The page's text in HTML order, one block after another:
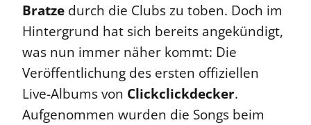
Bratze durch die Clubs zu toben. Doch im
Hintergrund hat sich bereits angekündigt,
was nun immer näher kommt: Die
Veröffentlichung des ersten offiziellen
Live-Albums von Clickclickdecker.
Aufgenommen wurden die Songs beim